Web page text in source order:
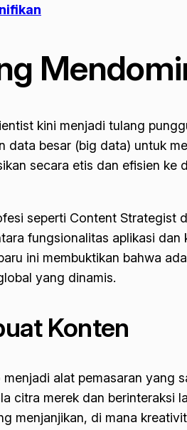
kini menjadi tulang
data besar (big data) untuk
secara etis dan efisien ke
seperti Content Strategist
fungsionalitas aplikasi
ini membuktikan bahwa
yang dinamis.
Konten
alat pemasaran yang
citra merek dan berinteraksi
menjanjikan, di mana